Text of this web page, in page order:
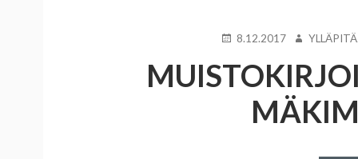
JULKAISTU
8.12.2017